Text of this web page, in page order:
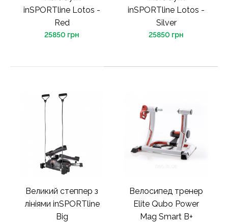
inSPORTline Lotos -
Red
25850 грн
inSPORTline Lotos -
Silver
25850 грн
Великий степпер з
лініями inSPORTline
Big
Велосипед тренер
Elite Qubo Power
Mag Smart B+